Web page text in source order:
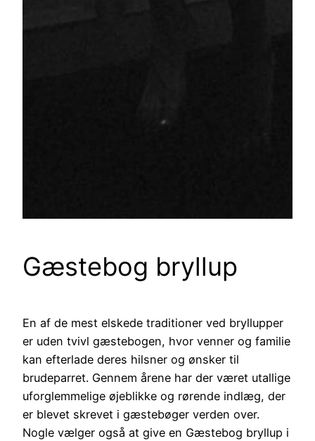
Gæstebog bryllup
En af de mest elskede traditioner ved bryllupper
er uden tvivl gæstebogen, hvor venner og familie
kan efterlade deres hilsner og ønsker til
brudeparret. Gennem årene har der været utallige
uforglemmelige øjeblikke og rørende indlæg, der
er blevet skrevet i gæstebøger verden over.
Nogle vælger også at give en Gæstebog bryllup i